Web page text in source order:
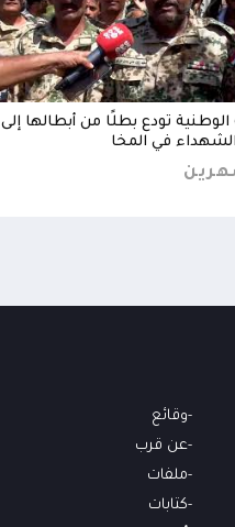
الوطنية تودع بطلًا من أبطالها إلى
في المخا
وقائع
عن قرب
ملفات
كتابات